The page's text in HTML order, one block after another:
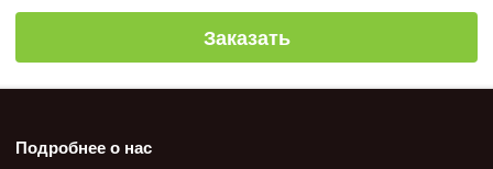
Заказать
Подробнее о нас